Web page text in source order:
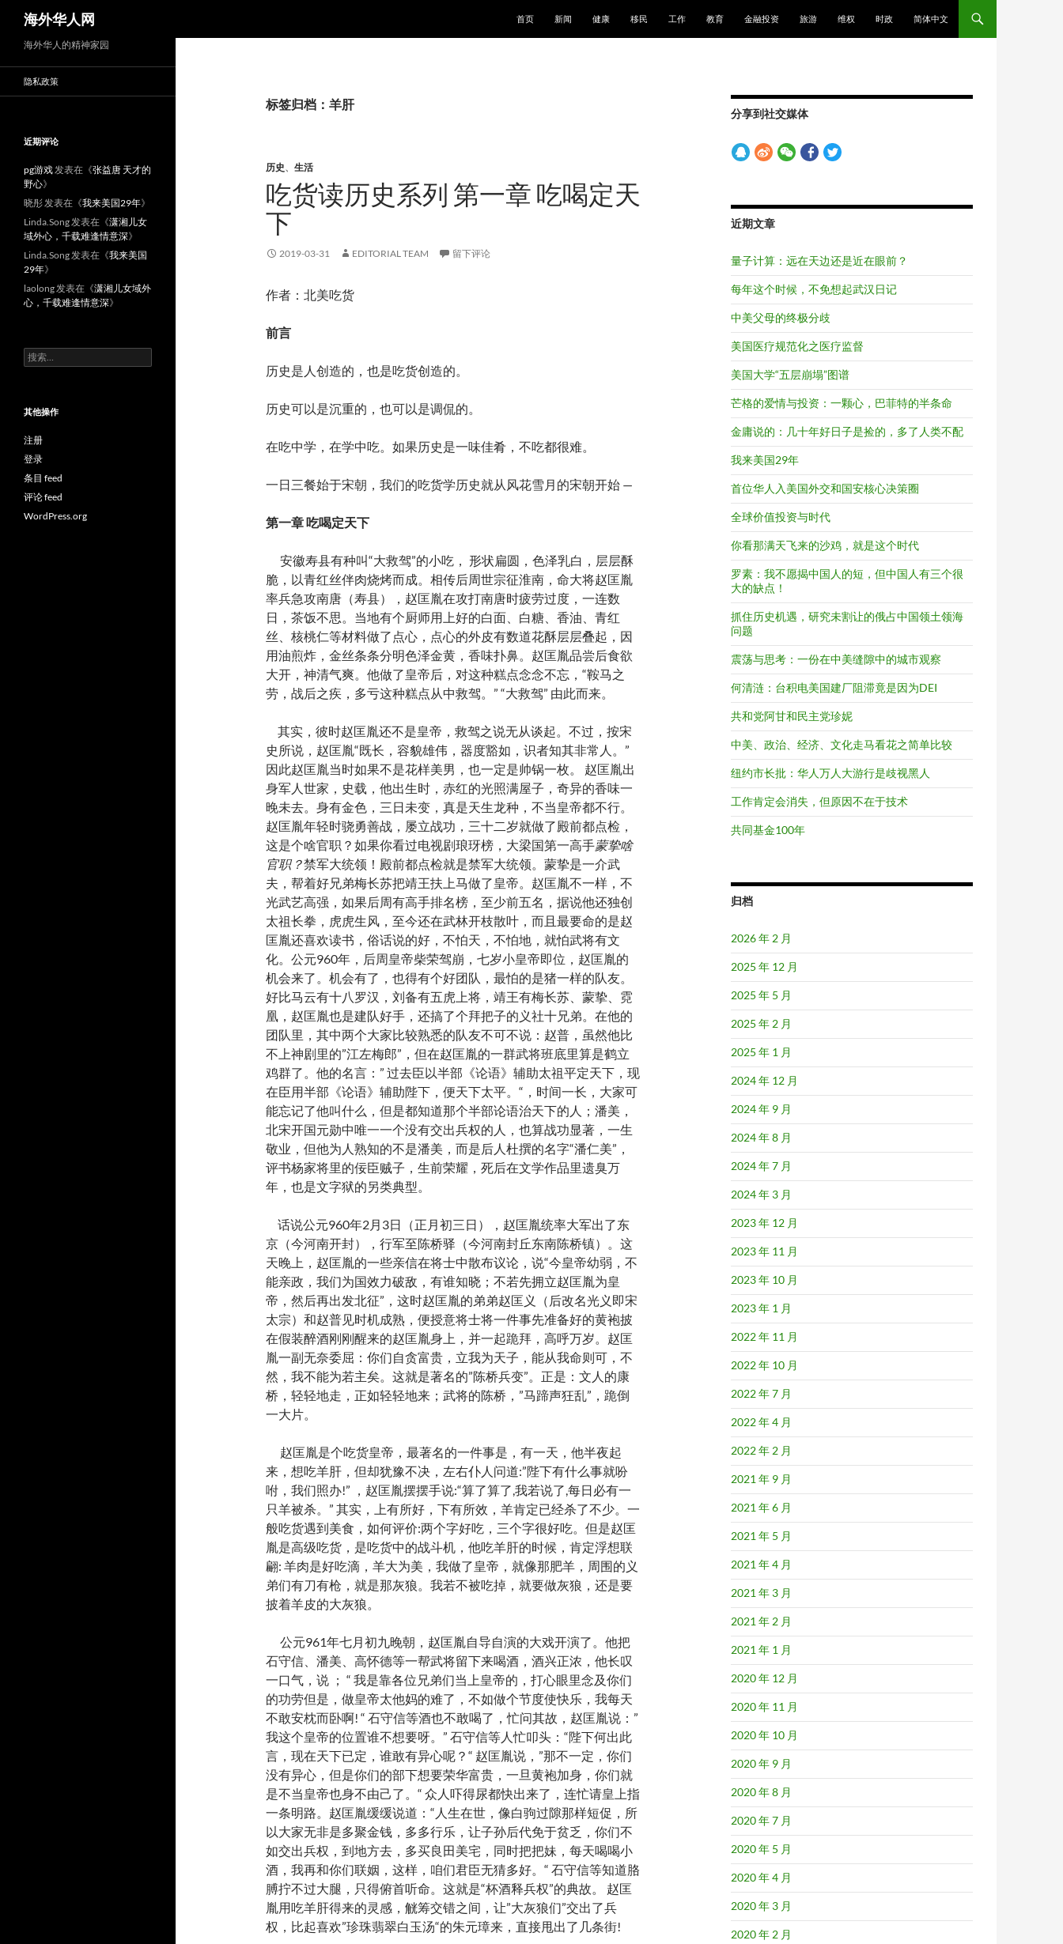
海外华人网
首页
新闻 健康 移民 工作 教育 金融投资 旅游 维权 时政 简体中文
标签归档：羊肝
历史、 生活
吃货读历史系列 第一章 吃喝定天
下
2019-03-31 EDITORIAL TEAM 留下评论
作者： 北美吃货
前言
历史是人创造的，也是吃货创造的。
历史可以是沉重的，也可以是调侃的。
在吃中学，在学中吃。如果历史是一味佳肴，不吃都很难。
一日三餐始于宋朝，我们的吃货学历史就从风花雪月的宋朝开始 —
第一章吃喝定天下
安徽寿县有种叫“大救驾”的小吃， 形状扁圆，色泽乳白，层层酥
脆，以青红丝伴肉烧烤而成。相传后周世宗征淮南，命大将赵匡胤
率兵急攻南唐（寿县），赵匡胤在攻打南唐时疲劳过度，一连数
日，茶饭不思。当地有个厨师用上好的白面、白糖、香油、青红
丝、核桃仁等材料做了点心，点心的外皮有数道花酥层层叠起，因
用油煎炸，金丝条条分明色泽金黄，香味扑鼻。赵匡胤品尝后食欲
大开，神清气爽。他做了皇帝后，对这种糕点念念不忘，“鞍马之
劳，战后之疾，多亏这种糕点从中救驾。” “大救驾” 由此而来。
其实，彼时赵匡胤还不是皇帝，救驾之说无从谈起。不过，按宋
史所说，赵匡胤“既长，容貌雄伟，器度豁如，识者知其非常人。”
因此赵匡胤当时如果不是花样美男，也一定是帅锅一枚。 赵匡胤出
身军人世家，史载，他出生时，赤红的光照满屋子，奇异的香味一
晚未去。身有金色，三日未变，真是天生龙种，不当皇帝都不行。
赵匡胤年轻时骁勇善战，屡立战功，三十二岁就做了殿前都点检，
这是个啥官职？如果你看过电视剧琅玡榜，大梁国第一高手蒙挚啥
官职？禁军大统领！殿前都点检就是禁军大统领。蒙挚是一介武
夫，帮着好兄弟梅长苏把靖王扶上马做了皇帝。赵匡胤不一样，不
光武艺高强，如果后周有高手排名榜，至少前五名，据说他还独创
太祖长拳，虎虎生风，至今还在武林开枝散叶，而且最要命的是赵
匡胤还喜欢读书，俗话说的好，不怕天，不怕地，就怕武将有文
化。公元960年，后周皇帝柴荣驾崩，七岁小皇帝即位，赵匡胤的
机会来了。机会有了，也得有个好团队，最怕的是猪一样的队友。
好比马云有十八罗汉，刘备有五虎上将，靖王有梅长苏、蒙挚、霓
凰，赵匡胤也是建队好手，还搞了个拜把子的义社十兄弟。在他的
团队里，其中两个大家比较熟悉的队友不可不说：赵普，虽然他比
不上神剧里的”江左梅郎”，但在赵匡胤的一群武将班底里算是鹤立
鸡群了。他的名言：” 过去臣以半部《论语》辅助太祖平定天下，现
在臣用半部《论语》辅助陛下，便天下太平。“，时间一长，大家可
能忘记了他叫什么，但是都知道那个半部论语治天下的人；潘美，
北宋开国元勋中唯一一个没有交出兵权的人，也算战功显著，一生
敬业，但他为人熟知的不是潘美，而是后人杜撰的名字“潘仁美”，
评书杨家将里的佞臣贼子，生前荣耀，死后在文学作品里遗臭万
年，也是文字狱的另类典型。
话说公元960年2月3日（正月初三日），赵匡胤统率大军出了东
京（今河南开封），行军至陈桥驿（今河南封丘东南陈桥镇）。这
天晚上，赵匡胤的一些亲信在将士中散布议论，说“今皇帝幼弱，不
能亲政，我们为国效力破敌，有谁知晓；不若先拥立赵匡胤为皇
帝，然后再出发北征”，这时赵匡胤的弟弟赵匡义（后改名光义即宋
太宗）和赵普见时机成熟，便授意将士将一件事先准备好的黄袍披
在假装醉酒刚刚醒来的赵匡胤身上，并一起跪拜，高呼万岁。赵匡
胤一副无奈委屈：你们自贪富贵，立我为天子，能从我命则可，不
然，我不能为若主矣。这就是著名的”陈桥兵变”。正是：文人的康
桥，轻轻地走，正如轻轻地来；武将的陈桥，”马蹄声狂乱”，跪倒
一大片。
赵匡胤是个吃货皇帝，最著名的一件事是，有一天，他半夜起
来，想吃羊肝，但却犹豫不决，左右仆人问道:”陛下有什么事就吩
咐，我们照办!” ，赵匡胤摆摆手说:“算了算了,我若说了,每日必有一
只羊被杀。” 其实，上有所好，下有所效，羊肯定已经杀了不少。一
般吃货遇到美食，如何评价:两个字好吃，三个字很好吃。但是赵匡
胤是高级吃货，是吃货中的战斗机，他吃羊肝的时候，肯定浮想联
翩: 羊肉是好吃滴，羊大为美，我做了皇帝，就像那肥羊，周围的义
弟们有刀有枪，就是那灰狼。我若不被吃掉，就要做灰狼，还是要
披着羊皮的大灰狼。
公元961年七月初九晚朝，赵匡胤自导自演的大戏开演了。他把
石守信、潘美、高怀德等一帮武将留下来喝酒，酒兴正浓，他长叹
一口气，说 ； “ 我是靠各位兄弟们当上皇帝的，打心眼里念及你们
的功劳但是，做皇帝太他妈的难了，不如做个节度使快乐，我每天
不敢安枕而卧啊! “ 石守信等酒也不敢喝了，忙问其故，赵匡胤说：”
我这个皇帝的位置谁不想要呀。” 石守信等人忙叩头：“陛下何出此
言，现在天下已定，谁敢有异心呢？“ 赵匡胤说，”那不一定，你们
没有异心，但是你们的部下想要荣华富贵，一旦黄袍加身，你们就
是不当皇帝也身不由己了。“ 众人吓得尿都快出来了，连忙请皇上指
一条明路。赵匡胤缓缓说道：“人生在世，像白驹过隙那样短促，所
以大家无非是多聚金钱，多多行乐，让子孙后代免于贫乏，你们不
如交出兵权，到地方去，多买良田美宅，同时把把妹，每天喝喝小
酒，我再和你们联姻，这样，咱们君臣无猜多好。“ 石守信等知道胳
膊拧不过大腿，只得俯首听命。这就是“杯酒释兵权”的典故。 赵匡
胤用吃羊肝得来的灵感，觥筹交错之间，让”大灰狼们”交出了兵
权，比起喜欢”珍珠翡翠白玉汤“的朱元璋来，直接甩出了几条街!
分享到社交媒体
近期文章
量子计算：远在天边还是近在眼前？
每年这个时候，不免想起武汉日记
中美父母的终极分歧
美国医疗规范化之医疗监督
美国大学“五层崩塌”图谱
芒格的爱情与投资：一颗心，巴菲特的半条命
金庸说的：几十年好日子是捡的，多了人类不配
我来美国29年
首位华人入美国外交和国安核心决策圈
全球价值投资与时代
你看那满天飞来的沙鸡，就是这个时代
罗素：我不愿揭中国人的短，但中国人有三个很
大的缺点！
抓住历史机遇，研究未割让的俄占中国领土领海
问题
震荡与思考：一份在中美缝隙中的城市观察
何清涟：台积电美国建厂阻滞竟是因为DEI
共和党阿甘和民主党珍妮
中美、政治、经济、文化走马看花之简单比较
纽约市长批：华人万人大游行是歧视黑人
工作肯定会消失，但原因不在于技术
共同基金100年
归档
2026 年 2 月
2025 年 12 月
2025 年 5 月
2025 年 2 月
2025 年 1 月
2024 年 12 月
2024 年 9 月
2024 年 8 月
2024 年 7 月
2024 年 3 月
2023 年 12 月
2023 年 11 月
2023 年 10 月
2023 年 1 月
2022 年 11 月
2022 年 10 月
2022 年 7 月
2022 年 4 月
2022 年 2 月
2021 年 9 月
2021 年 6 月
2021 年 5 月
2021 年 4 月
2021 年 3 月
2021 年 2 月
2021 年 1 月
2020 年 12 月
2020 年 11 月
2020 年 10 月
2020 年 9 月
2020 年 8 月
2020 年 7 月
2020 年 5 月
2020 年 4 月
2020 年 3 月
2020 年 2 月
海外华人的精神家园
隐私政策
近期评论
pg游戏发表在《张益唐 天才的
野心》
晓彤发表在《我来美国29年》
Linda.Song发表在《潇湘儿女
域外心，千载难逢情意深》
Linda.Song发表在《我来美国
29年》
laolong发表在《潇湘儿女域外
心，千载难逢情意深》
搜
索：
其他操作
注册
登录
条目 feed
评论 feed
WordPress.org